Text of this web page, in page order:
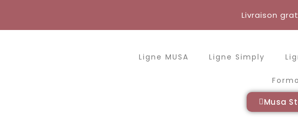
contenu
Livraison
Ligne MUSA Ligne Simply
Musa